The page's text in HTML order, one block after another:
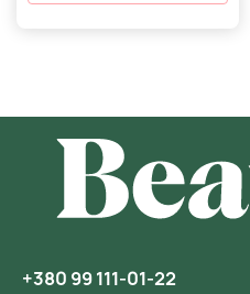
+380 99 111-01-22